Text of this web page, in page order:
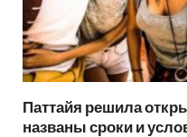
Паттайя решила
названы сроки и